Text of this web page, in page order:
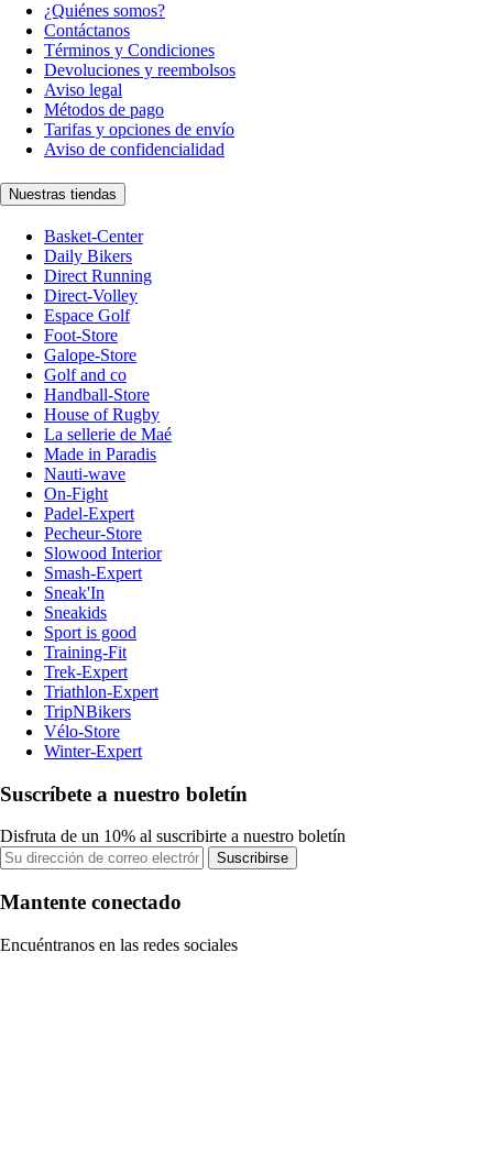
¿Quiénes somos?
Contáctanos
Términos y Condiciones
Devoluciones y reembolsos
Aviso legal
Métodos de pago
Tarifas y opciones de envío
Aviso de confidencialidad
Nuestras tiendas
Basket-Center
Daily Bikers
Direct Running
Direct-Volley
Espace Golf
Foot-Store
Galope-Store
Golf and co
Handball-Store
House of Rugby
La sellerie de Maé
Made in Paradis
Nauti-wave
On-Fight
Padel-Expert
Pecheur-Store
Slowood Interior
Smash-Expert
Sneak'In
Sneakids
Sport is good
Training-Fit
Trek-Expert
Triathlon-Expert
TripNBikers
Vélo-Store
Winter-Expert
Suscríbete a nuestro boletín
Disfruta de un 10% al suscribirte a nuestro boletín
Suscribirse
Mantente conectado
Encuéntranos en las redes sociales